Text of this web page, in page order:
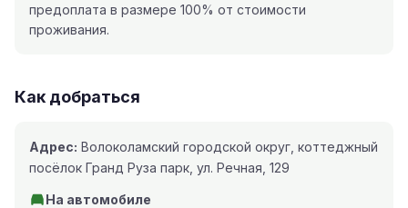
предоплата в размере 100% от стоимости
проживания.
Как добраться
Адрес: Волоколамский городской округ, коттеджный
посёлок Гранд Руза парк, ул. Речная, 129
На автомобиле